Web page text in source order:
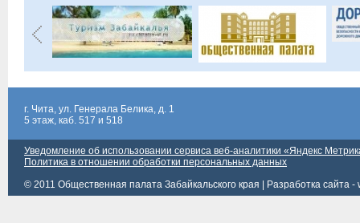
г. Чита, ул. Генерала Белика, д. 1
5 этаж, каб. 517 и 518
Уведомление об использовании сервиса веб-аналитики «Яндекс
Политика в отношении обработки персональных данных
© 2011 Общественная палата Забайкальского края |
Разработка сайта -